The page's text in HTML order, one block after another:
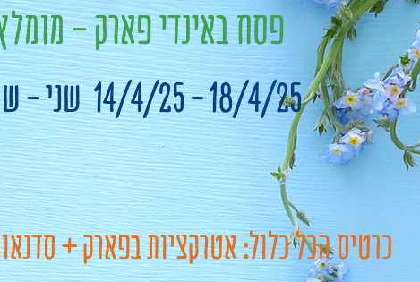
פסח באינדי פארק -
18/4/25 - 14/4/25 שני - שישי 10.00-17.00
כרטיס הכל כלול: אטרקציות בפארק +